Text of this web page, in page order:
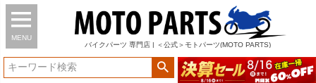
MENU
バイク パーツ 専門店 | ＜公式＞モトパーツ(MOTO PARTS)